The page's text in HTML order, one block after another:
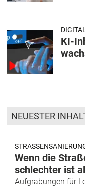
KI-
NEUESTER
Wenn die
schlechter ist
Aufgrabungen für